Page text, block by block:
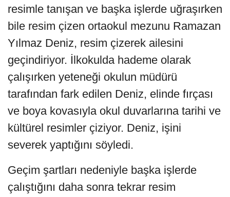
resimle tanışan ve başka işlerde uğraşırken
bile resim çizen ortaokul mezunu Ramazan
Yılmaz Deniz, resim çizerek ailesini
geçindiriyor. İlkokulda hademe olarak
çalışırken yeteneği okulun müdürü
tarafından fark edilen Deniz, elinde fırçası
ve boya kovasıyla okul duvarlarına tarihi ve
kültürel resimler çiziyor. Deniz, işini
severek yaptığını söyledi.
Geçim şartları nedeniyle başka işlerde
çalıştığını daha sonra tekrar resim